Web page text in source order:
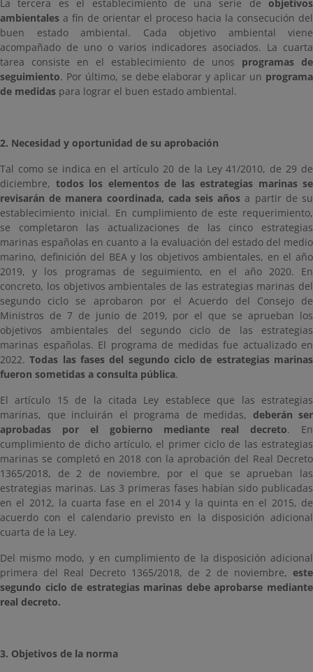
La tercera es el establecimiento de una serie de objetivos
ambientales a fin de orientar el proceso hacia la consecución del
buen estado ambiental. Cada objetivo ambiental viene
acompañado de uno o varios indicadores asociados. La cuarta
tarea consiste en el establecimiento de unos programas de
seguimiento. Por último, se debe elaborar y aplicar un programa
de medidas para lograr el buen estado ambiental.
2. Necesidad y oportunidad de su aprobación
Tal como se indica en el artículo 20 de la Ley 41/2010, de 29 de
diciembre, todos los elementos de las estrategias marinas se
revisarán de manera coordinada, cada seis añosa partir de su
establecimiento inicial. En cumplimiento de este requerimiento,
se completaron las actualizaciones de las cinco estrategias
marinas españolas en cuanto a la evaluación del estado del medio
marino, definición del BEA y los objetivos ambientales, en el año
2019, y los programas de seguimiento, en el año 2020. En
concreto, los objetivos ambientales de las estrategias marinas del
segundo ciclo se aprobaron por el Acuerdo del Consejo de
Ministros de 7 de junio de 2019, por el que se aprueban los
objetivos ambientales del segundo ciclo de las estrategias
marinas españolas. El programa de medidas fue actualizado en
2022.Todas las fases del segundo ciclo de estrategias marinas
fueron sometidas a consulta pública.
El artículo 15 de la citada Ley establece que las estrategias
marinas, que incluirán el programa de medidas, deberán ser
aprobadas por el gobierno mediante real decreto. En
cumplimiento de dicho artículo, el primer ciclo de las estrategias
marinas se completó en 2018 con la aprobación del Real Decreto
1365/2018, de 2 de noviembre, por el que se aprueban las
estrategias marinas. Las 3 primeras fases habían sido publicadas
en el 2012, la cuarta fase en el 2014 y la quinta en el 2015, de
acuerdo con el calendario previsto en la disposición adicional
cuarta de la Ley.
Del mismo modo, y en cumplimiento de la disposición adicional
primera del Real Decreto 1365/2018, de 2 de noviembre, este
segundo ciclo de estrategias marinas debe aprobarse mediante
real decreto.
3. Objetivos de la norma